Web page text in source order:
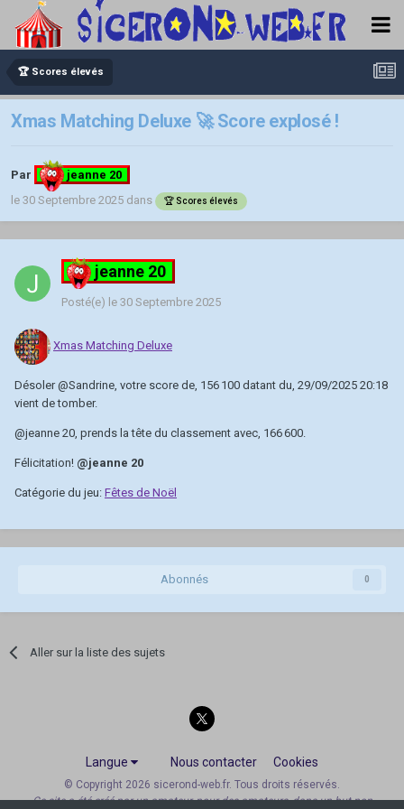
🏆 Scores élevés
Xmas Matching Deluxe 🚀 Score explosé !
Par
jeanne 20
le 30 Septembre 2025 dans 🏆 Scores élevés
jeanne 20
Posté(e) le 30 Septembre 2025
Xmas Matching Deluxe
Désoler@Sandrine , votre score de, 156 100 datant du, 29/09/2025 20:18
vient de tomber.
@jeanne 20 , prends la tête du classement avec, 166 600.
Félicitation! @jeanne 20
Catégorie du jeu: Fêtes de Noël
Abonnés 0
Aller sur la liste des sujets
Langue Nous contacter Cookies
© Copyright 2026 sicerond-web.fr. Tous droits réservés.
Ce site a été créé par un amateur, pour des amateurs, dans un but non